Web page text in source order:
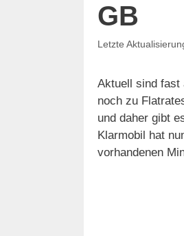
GB
Aktuell sind fast
noch zu
und daher gibt
Klarmobil hat
vorhandenen